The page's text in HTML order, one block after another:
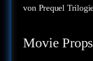
von Prequel
Movie